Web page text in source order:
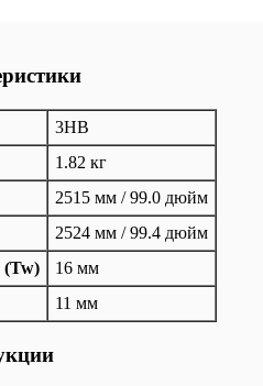
3HB
1.82 кг
2515 мм / 99.0 дюйм
2524 мм / 99.4 дюйм
(Tw)
16 мм
11 мм